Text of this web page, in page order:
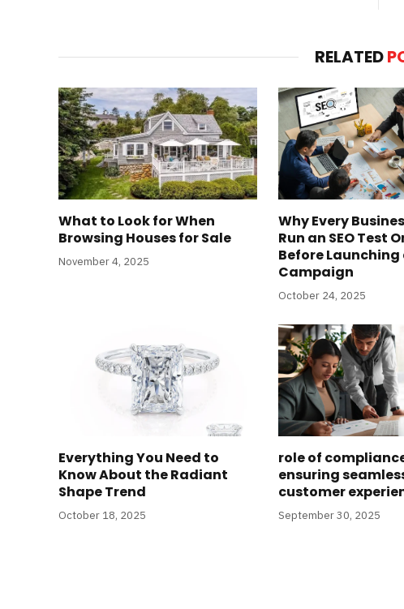
RELATED
What to Look for When
Browsing Houses for Sale
November 4, 2025
Why Every
Run an SEO Test
Before Launching
Campaign
October 24, 2025
Everything You Need to
Know About the Radiant
Shape Trend
October 18, 2025
role of
ensuring
customer
September 30, 2025